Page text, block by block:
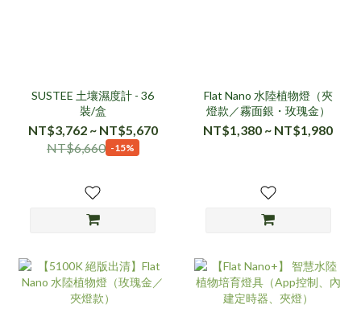
SUSTEE 土壤濕度計 - 36
裝/盒
NT$3,762 ~ NT$5,670
NT$6,660 -15%
Flat Nano 水陸植物燈（夾
燈款／霧面銀・玫瑰金）
NT$1,380 ~ NT$1,980